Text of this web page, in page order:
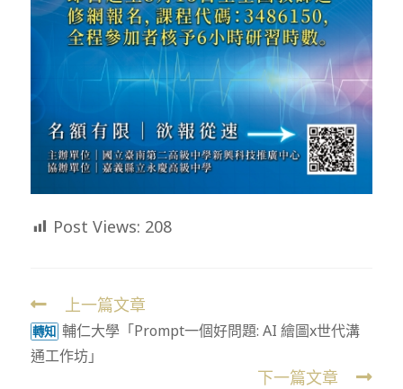
Post Views: 208
Read
more
articles
上一篇文章
轉知 輔仁大學「Prompt一個好問題: AI 繪圖x世代溝
通工作坊」
下一篇文章